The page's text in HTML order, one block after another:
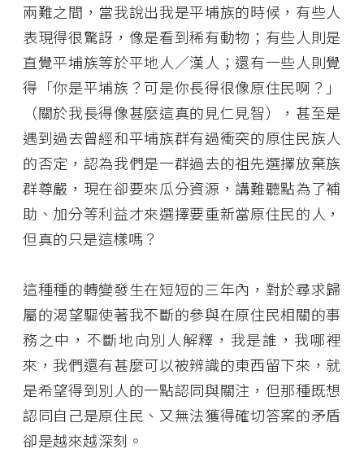
兩難之間，當我說出我是平埔族的時候，有些人
表現得很驚訝，像是看到稀有動物；有些人則是
直覺平埔族等於平地人／漢人；還有一些人則覺
得「你是平埔族？可是你長得很像原住民啊？」
（關於我長得像甚麼這真的見仁見智），甚至是
遇到過去曾經和平埔族群有過衝突的原住民族人
的否定，認為我們是一群過去的祖先選擇放棄族
群尊嚴，現在卻要來瓜分資源，講難聽點為了補
助、加分等利益才來選擇要重新當原住民的人，
但真的只是這樣嗎？
這種種的轉變發生在短短的三年內，對於尋求歸
屬的渴望驅使著我不斷的參與在原住民相關的事
務之中，不斷地向別人解釋，我是誰，我哪裡
來，我們還有甚麼可以被辨識的東西留下來，就
是希望得到別人的一點認同與關注，但那種既想
認同自己是原住民、又無法獲得確切答案的矛盾
卻是越來越深刻。